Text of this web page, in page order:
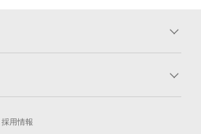
キャンペーン一覧
新車購入
採用情報